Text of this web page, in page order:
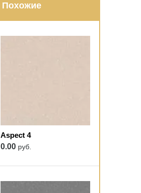
Похожие
Aspect 4
0.00 руб.